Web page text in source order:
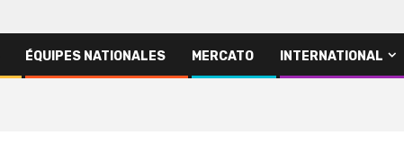
ÉQUIPES NATIONALES MERCATO INTERNATIONAL